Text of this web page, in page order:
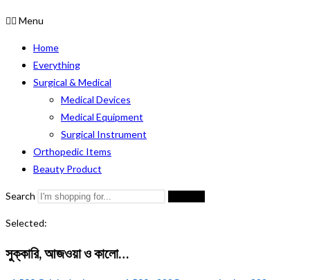
Menu
Home
Everything
Surgical & Medical
Medical Devices
Medical Equipment
Surgical Instrument
Orthopedic Items
Beauty Product
Search
Selected:
সুক্কারি, আজওয়া ও কালো…